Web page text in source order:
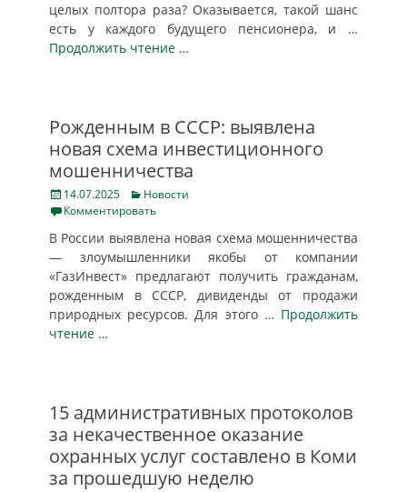
целых полтора раза? Оказывается, такой шанс
есть у каждого будущего пенсионера, и …
Продолжить чтение …
Рожденным в СССР: выявлена
новая схема инвестиционного
мошенничества
Posted
on
14.07.2025 Categories
Новости
Комментировать
В России выявлена новая схема мошенничества
— злоумышленники якобы от компании
«ГазИнвест» предлагают получить гражданам,
рожденным в СССР, дивиденды от продажи
природных ресурсов. Для этого … Продолжить
чтение …
15 административных протоколов
за некачественное оказание
охранных услуг составлено в Коми
за прошедшую неделю